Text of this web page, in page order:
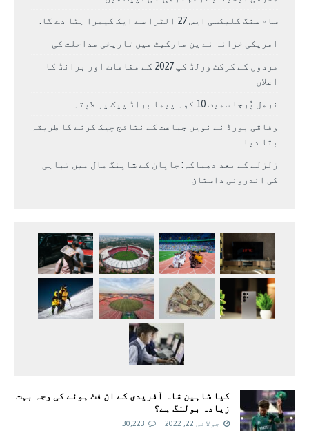
سام سنگ گلیکسی ایس 27 الٹرا سے ایک کیمرا ہٹا دے گا.
امریکی خزانہ نے ین مارکیٹ میں تاریخی مداخلت کی
مردوں کے کرکٹ ورلڈ کپ 2027 کے مقامات اور برانڈ کا
اعلان
نرمل پُرجا سمیت 10 کوہ پیما براڈ پیک پر لاپتہ
وفاقی بورڈ نے نویں جماعت کے نتائج چیک کرنے کا طریقہ
بتا دیا
زلزلے کے بعد دھماکہ: جاپان کے شاپنگ مال میں تباہی
کی اندرونی داستان
کیا شاہین شاہ آفریدی کے ان فٹ ہونے کی وجہ بہت
زیادہ بولنگ ہے؟
جولائی 22, 2022 30,223